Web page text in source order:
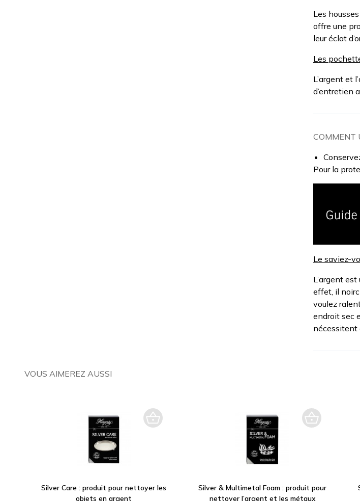
Les
offre une
leur éclat
Les
L’argent et
d’entretien
COMMENT
Pour la
Le saviez-
L’argent
effet, il
voulez
endroit sec
nécessitent
VOUS AIMEREZ AUSSI
Silver Care : produit pour nettoyer les
objets en argent
Silver & Multimetal Foam : produit pour
nettoyer l’argent et les métaux